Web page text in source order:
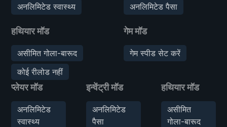
अनलिमिटेड स्वास्थ्य
हथियार मॉड
असीमित गोला-बारूद
कोई रीलोड नहीं
अनलिमिटेड पैसा
गेम मॉड
गेम स्पीड सेट करें
प्लेयर मॉड
अनलिमिटेड
स्वास्थ्य
इन्वेंट्री मॉड
अनलिमिटेड
पैसा
हथियार मॉड
असीमित
गोला-बारूद